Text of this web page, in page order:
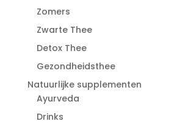
Zomers
Zwarte Thee
Detox Thee
Gezondheidsthee
Natuurlijke supplementen
Ayurveda
Drinks